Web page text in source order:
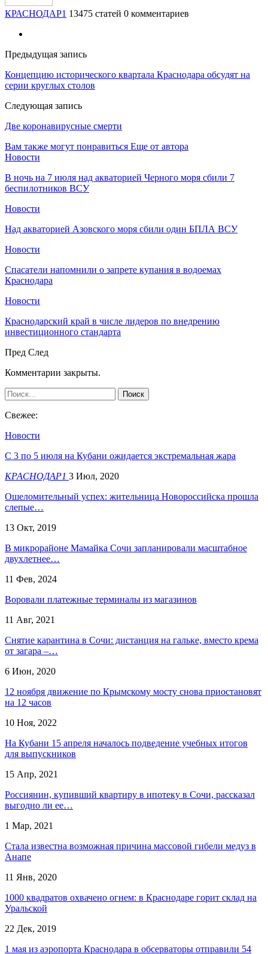
КРАСНОДАР1 13475 статей 0 комментариев
Предыдущая запись
Концепцию исторического квартала Краснодара обсудят на
серии круглых столов
Следующая запись
Две коронавирусные смерти
Вам также могут понравиться Еще от автора
Новости
В ночь на 7 июля над акваторией Черного моря сбили 7
беспилотников ВСУ
Новости
Над акваторией Азовского моря сбили один БПЛА ВСУ
Новости
Спасатели напомнили о запрете купания в водоемах
Краснодара
Новости
Краснодарский край в числе лидеров по внедрению
инвестиционного стандарта
Пред След
Комментарии закрыты.
Свежее:
Новости
С 3 по 5 июля на Кубани ожидается экстремальная жара
КРАСНОДАР1 3 Июл, 2020
Ошеломительный успех: жительница Новороссийска прошла
слепые…
13 Окт, 2019
​В микрорайоне Мамайка Сочи запланировали масштабное
двухлетнее…
11 Фев, 2024
Воровали платежные терминалы из магазинов
11 Авг, 2021
Снятие карантина в Сочи: дистанция на гальке, вместо крема
от загара –…
6 Июн, 2020
12 ноября движение по Крымскому мосту снова приостановят
на 12 часов
10 Ноя, 2022
На Кубани 15 апреля началось подведение учебных итогов
для выпускников
15 Апр, 2021
Россиянин, купивший квартиру в ипотеку в Сочи, рассказал
выгодно ли ее…
1 Мар, 2021
Стала известна возможная причина массовой гибели медуз в
Анапе
11 Янв, 2020
1000 квадратов охвачено огнем: в Краснодаре горит склад на
Уральской
22 Дек, 2019
1 мая из аэропорта Краснодара в обсерваторы отправили 54